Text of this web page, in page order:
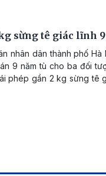
sừng tê giác lĩnh
nhân dân thành phố Hà
9 năm tù cho ba đối
phép gần 2 kg sừng tê